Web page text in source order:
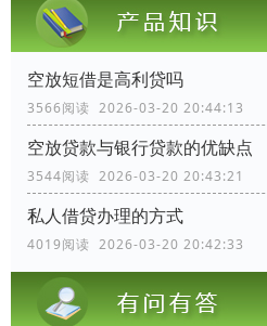
空放短借是高利贷吗
3566阅读 2026-03-20 20:44:13
空放贷款与银行贷款的优缺点
3544阅读 2026-03-20 20:43:21
私人借贷办理的方式
4019阅读 2026-03-20 20:42:33